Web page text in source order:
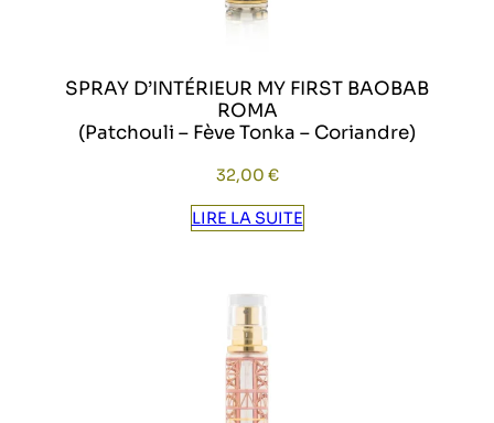
SPRAY D’INTÉRIEUR MY FIRST BAOBAB
ROMA
(Patchouli – Fève Tonka – Coriandre)
32,00 €
LIRE LA SUITE